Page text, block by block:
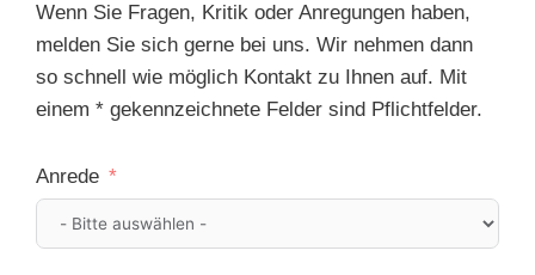
Wenn Sie Fragen, Kritik oder Anregungen haben,
melden Sie sich gerne bei uns. Wir nehmen dann
so schnell wie möglich Kontakt zu Ihnen auf. Mit
einem * gekennzeichnete Felder sind Pflichtfelder.
Anrede